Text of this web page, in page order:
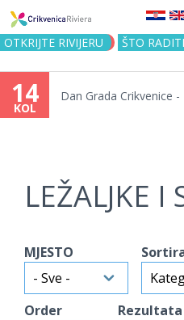
Jump to
OTKRIJTE RIVIJERU ŠTO RADITI
14
KOL
Dan Grada Crikvenice -
LEŽALJKE I
MJESTO
Order